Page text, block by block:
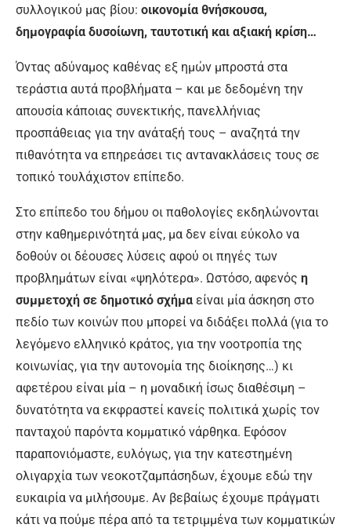
συλλογικού μας βίου: οικονομία θνήσκουσα,
δημογραφία δυσοίωνη, ταυτοτική και αξιακή κρίση…
Όντας αδύναμος καθένας εξ ημών μπροστά στα
τεράστια αυτά προβλήματα – και με δεδομένη την
απουσία κάποιας συνεκτικής, πανελλήνιας
προσπάθειας για την ανάταξή τους – αναζητά την
πιθανότητα να επηρεάσει τις αντανακλάσεις τους σε
τοπικό τουλάχιστον επίπεδο.
Στο επίπεδο του δήμου οι παθολογίες εκδηλώνονται
στην καθημερινότητά μας, μα δεν είναι εύκολο να
δοθούν οι δέουσες λύσεις αφού οι πηγές των
προβλημάτων είναι «ψηλότερα». Ωστόσο, αφενός η
συμμετοχή σε δημοτικό σχήμα είναι μία άσκηση στο
πεδίο των κοινών που μπορεί να διδάξει πολλά (για το
λεγόμενο ελληνικό κράτος, για την νοοτροπία της
κοινωνίας, για την αυτονομία της διοίκησης…) κι
αφετέρου είναι μία – η μοναδική ίσως διαθέσιμη –
δυνατότητα να εκφραστεί κανείς πολιτικά χωρίς τον
πανταχού παρόντα κομματικό νάρθηκα. Εφόσον
παραπονιόμαστε, ευλόγως, για την κατεστημένη
ολιγαρχία των νεοκοτζαμπάσηδων, έχουμε εδώ την
ευκαιρία να μιλήσουμε. Αν βεβαίως έχουμε πράγματι
κάτι να πούμε πέρα από τα τετριμμένα των κομματικών